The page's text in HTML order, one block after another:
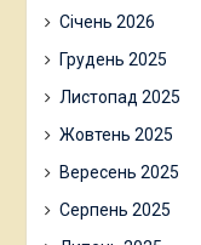
Січень 2026
Грудень 2025
Листопад 2025
Жовтень 2025
Вересень 2025
Серпень 2025